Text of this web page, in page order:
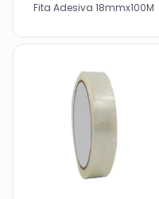
Fita Adesiva 18mmx100M